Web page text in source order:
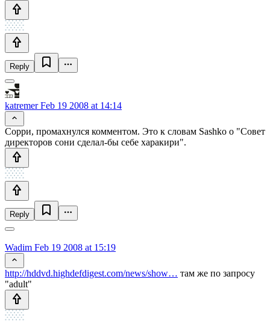
Reply
katremerFeb 19 2008 at 14:14
Сорри, промахнулся комментом. Это к словам Sashko о "Совет
директоров сони сделал-бы себе харакири".
Reply
Wadim Feb 19 2008 at 15:19
http://hddvd.highdefdigest.com/news/show… там же по запросу
"adult"